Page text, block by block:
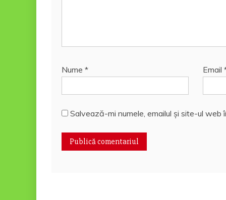
Nume * Email
Salvează-mi numele, emailul și site-ul